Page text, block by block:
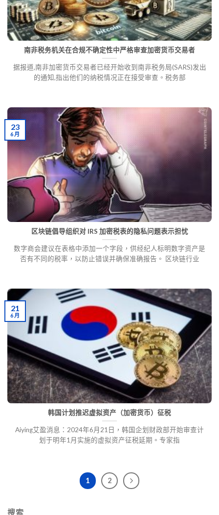
搜索
南非税务机关在合规不确定性中严格审查加密货币交易者
据报道,南非加密货币交易者已经开始收到南非税务局(SARS)发出
的通知,指出他们的纳税情况正在接受审查。税务部
区块链倡导组织对 IRS 加密税表的隐私问题表示担忧
数字商会建议在表格中添加一个字段，供经纪人标明数字资产是
否有不同的税率，以防止错误并确保准确报告。 区块链行业
23
6 月
韩国计划推迟虚拟资产（加密货币）征税
Aiying艾盈消息：2024年6月21日，韩国企划财政部开始审查计
划于明年1月实施的虚拟资产征税延期。专家指
21
6 月
1 2